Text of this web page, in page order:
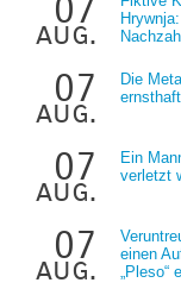
aug.
07
aug.
Die
07
aug.
Ein
verletzt
07
aug.
einen